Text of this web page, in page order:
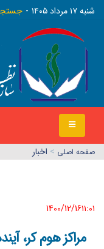
شنبه ١٧ مرداد ١٤٠٥
صفحه اصلي > اخبار
1400/12/16١١:٠١
مراکز هوم کر،